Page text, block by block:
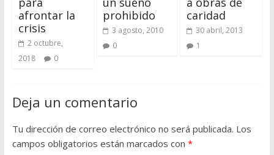
afrontar la
crisis
2 octubre,
2018
0
prohibido
3 agosto, 2010
0
caridad
30 abril, 2013
1
Deja un comentario
Tu dirección de correo electrónico no será publicada. Los
campos obligatorios están marcados con *